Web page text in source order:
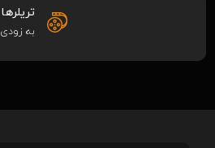
تریلرها
به زودی